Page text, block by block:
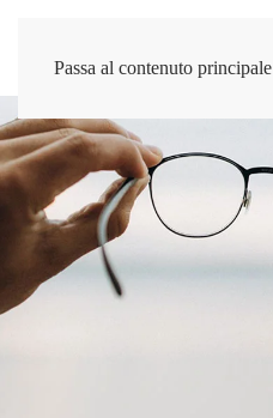
Passa al contenuto principale